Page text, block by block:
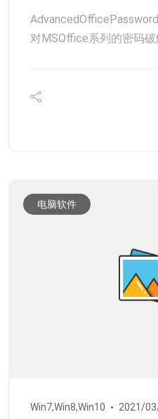
对MSOffice系列的密码
电脑软件
Win7,Win8,Win10 2021/